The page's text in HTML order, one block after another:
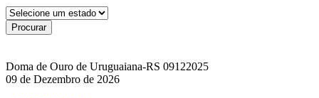
Doma de Ouro de Uruguaiana-RS 09122025
09 de Dezembro de 2026